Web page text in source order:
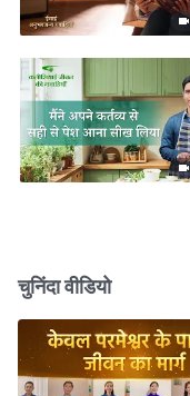
चुनिंदा वीडियो